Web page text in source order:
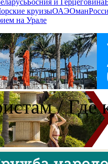
Босния и Герцеговина
круизыОАЭОман
на Урале
/Где